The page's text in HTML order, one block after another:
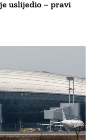
uslijedio – pravi